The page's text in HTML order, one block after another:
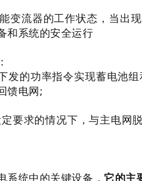
变流器的工作状态，当出
和系统的安全运行
发的功率指令实现蓄电池
馈电网;
要求的情况下，与主电网
系统中的关键设备，它的主